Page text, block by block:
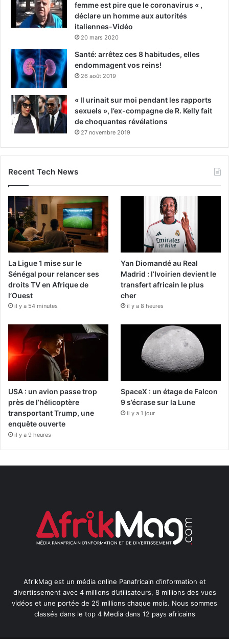
femme est pire que le coronavirus « ,
déclare un homme aux autorités
italiennes-Vidéo
20 mars 2020
Santé: arrêtez ces 8 habitudes, elles
endommagent vos reins!
26 août 2019
« Il urinait sur moi pendant les rapports
sexuels », l’ex-compagne de R. Kelly fait
de choquantes révélations
27 novembre 2019
Recent Tech News
La Ligue 1 mise sur le
Sénégal pour relancer ses
droits TV en Afrique de
l’Ouest
il y a 54 minutes
Yan Diomandé au Real
Madrid : l’Ivoirien devient le
transfert africain le plus
cher
il y a 8 heures
USA : un avion passe trop
près de l’hélicoptère
transportant Trump, une
enquête ouverte
il y a 9 heures
SpaceX : un étage de Falcon
9 s’écrase sur la Lune
il y a 1 jour
AfrikMag est un média online Panafricain d’information et
divertissement avec 4 millions d’utilisateurs, 8 millions des vues
vidéos et une portée de 25 millions chaque mois. Nous sommes
classés dans le top 4 Media dans 12 pays africains